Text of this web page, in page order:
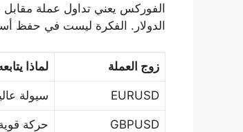
الدولار. الفكرة ليست في حفظ
زوج العملة لماذا
EURUSD سيولة
GBPUSD حركة قوية